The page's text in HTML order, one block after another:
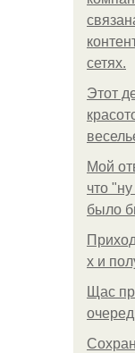
сетях.
Этот
Мой
что
было
х и
Щас